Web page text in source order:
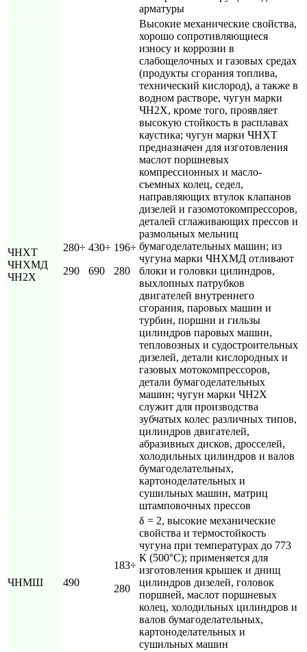
арматуры
ЧНХТ
ЧНХМД
ЧН2Х
280÷
290
430÷
690
196÷
280
Высокие механические свойства,
хорошо сопротивляющиеся
износу и коррозии в
слабощелочных и газовых средах
(продукты сгорания топлива,
технический кислород), а также в
водном растворе, чугун марки
ЧН2Х, кроме того, проявляет
высокую стойкость в расплавах
каустика; чугун марки ЧНХТ
предназначен для изготовления
маслот поршневых
компрессионных и масло-
съемных колец, седел,
направляющих втулок клапанов
дизелей и газомотокомпрессоров,
деталей сглаживающих прессов и
размольных мельниц
бумагоделательных машин; из
чугуна марки ЧНХМД отливают
блоки и головки цилиндров,
выхлопных патрубков
двигателей внутреннего
сгорания, паровых машин и
турбин, поршни и гильзы
цилиндров паровых машин,
тепловозных и судостроительных
дизелей, детали кислородных и
газовых мотокомпрессоров,
детали бумагоделательных
машин; чугун марки ЧН2Х
служит для производства
зубчатых колес различных типов,
цилиндров двигателей,
абразивных дисков, дросселей,
холодильных цилиндров и валов
бумагоделательных,
картоноделательных и
сушильных машин, матриц
штамповочных прессов
ЧНМШ 490
183÷
280
δ = 2, высокие механические
свойства и термостойкость
чугуна при температурах до 773
К (500°С); применяется для
изготовления крышек и днищ
цилиндров дизелей, головок
поршней, маслот поршневых
колец, холодильных цилиндров и
валов бумагоделательных,
картоноделательных и
сушильных машин